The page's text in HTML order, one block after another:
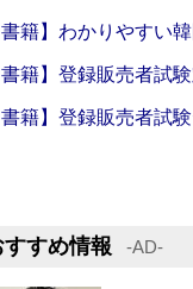
書籍】わかりやすい
書籍】登録販売者試
書籍】登録販売者試
すすめ情報 ‐AD‐